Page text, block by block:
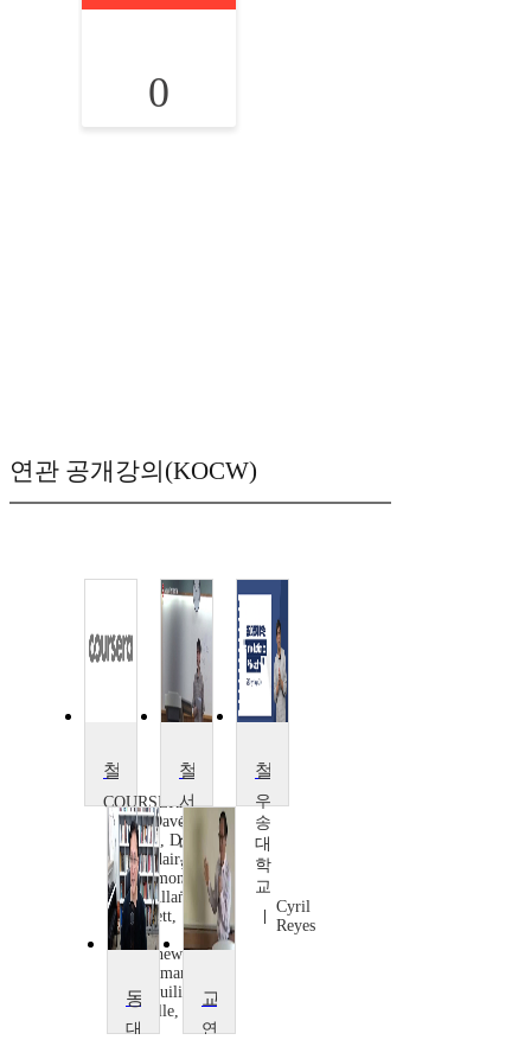
0
연관 공개강의(KOCW)
COURSERA
Dr. Dave
Ward, Dr.
Alasdair
Richmond,
Dr. Allan
Hazlett,
Matthew
Chrisman,
Dr. Suilin
Lavelle,
Dr.
서
강
대
학
교
김
영
건
우
송
대
학
교
Cyril
Reyes
동양철학개론
대
연